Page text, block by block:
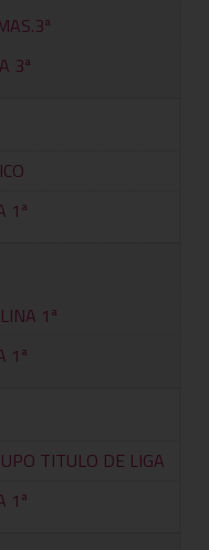
3ª
1ª
1ª
1ª
TITULO DE LIGA
1ª